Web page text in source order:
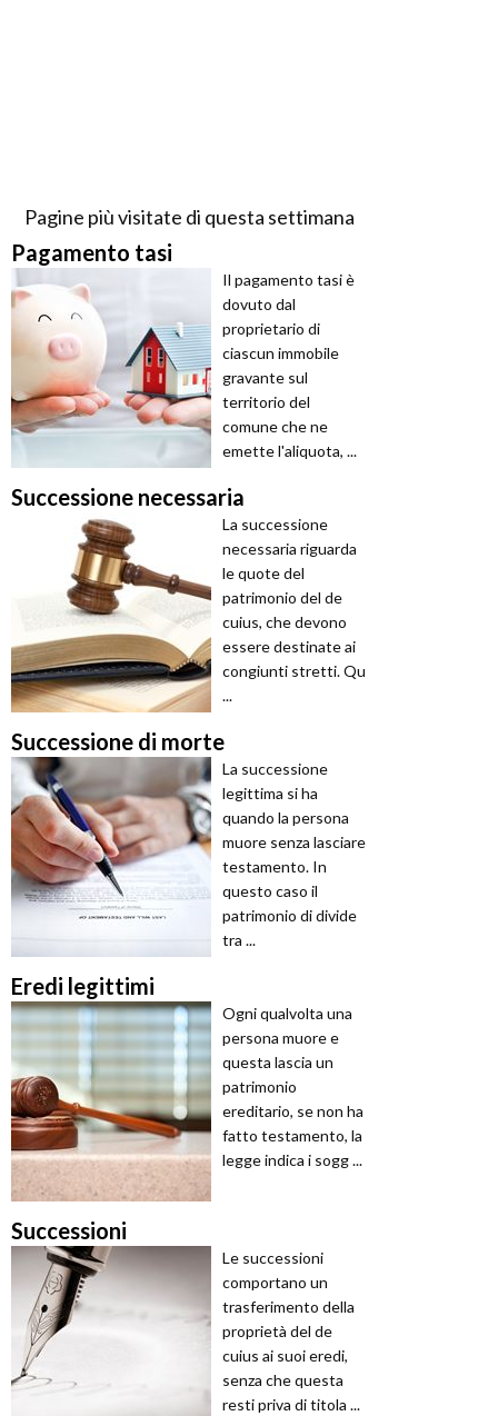
Pagine più visitate di questa settimana
Pagamento tasi
Il pagamento tasi è
dovuto dal
proprietario di
ciascun immobile
gravante sul
territorio del
comune che ne
emette l'aliquota, ...
Successione necessaria
La successione
necessaria riguarda
le quote del
patrimonio del de
cuius, che devono
essere destinate ai
congiunti stretti. Qu
...
Successione di morte
La successione
legittima si ha
quando la persona
muore senza lasciare
testamento. In
questo caso il
patrimonio di divide
tra ...
Eredi legittimi
Ogni qualvolta una
persona muore e
questa lascia un
patrimonio
ereditario, se non ha
fatto testamento, la
legge indica i sogg ...
Successioni
Le successioni
comportano un
trasferimento della
proprietà del de
cuius ai suoi eredi,
senza che questa
resti priva di titola ...